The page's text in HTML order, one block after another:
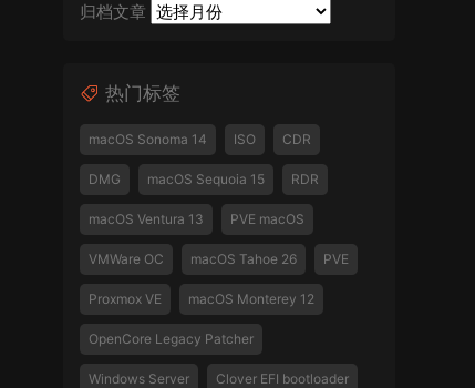
归档文章
热门标签
macOS Sonoma 14 ISO CDR
DMG macOS Sequoia 15 RDR
macOS Ventura 13 PVE macOS
VMWare OC macOS Tahoe 26 PVE
Proxmox VE macOS Monterey 12
OpenCore Legacy Patcher
Windows Server Clover EFI bootloader